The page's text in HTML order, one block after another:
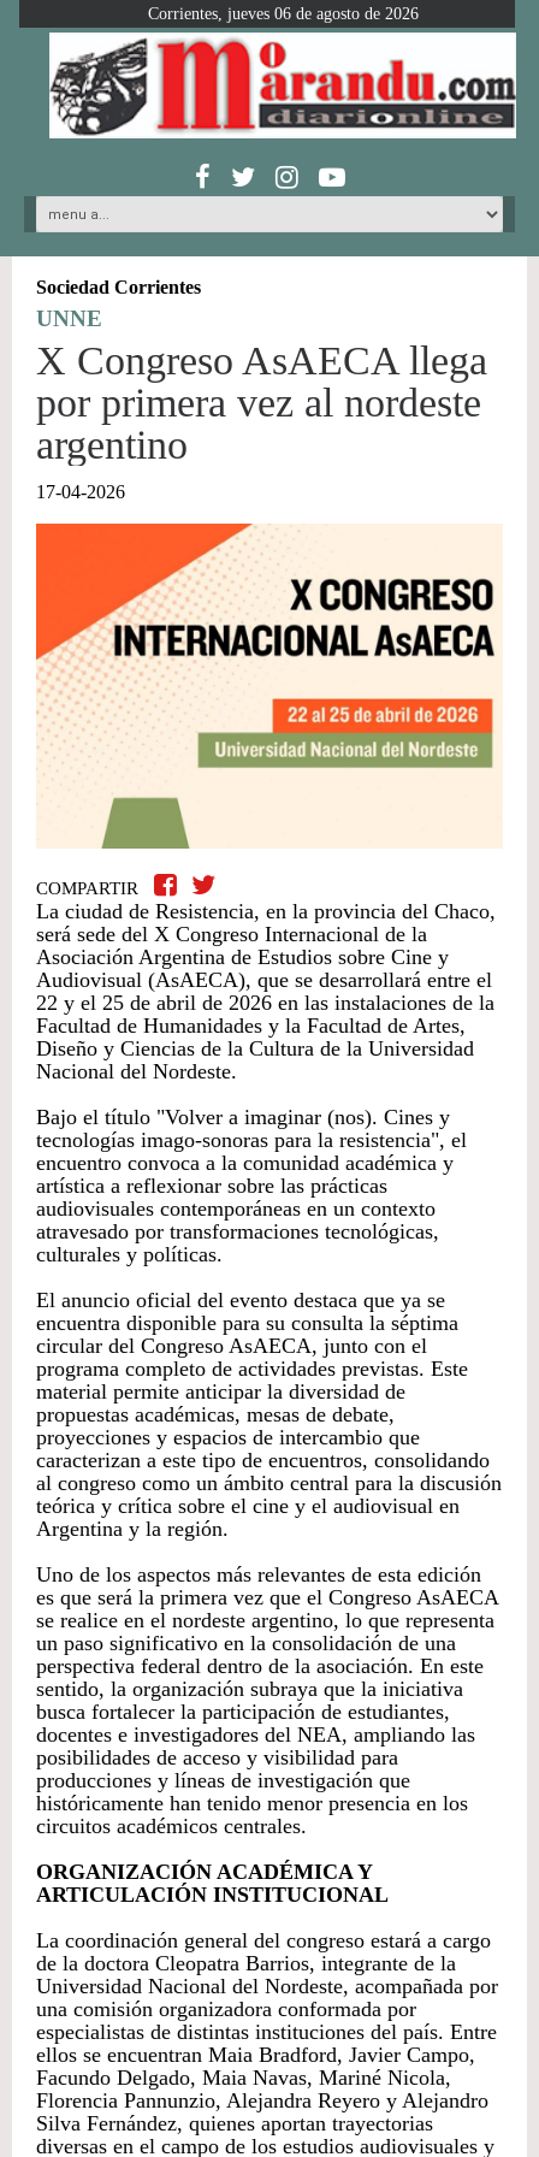
Corrientes, jueves 06 de agosto de 2026
Sociedad Corrientes
UNNE
X Congreso AsAECA llega
por primera vez al nordeste
argentino
17-04-2026
COMPARTIR
La ciudad de Resistencia, en la provincia del Chaco,
será sede del X Congreso Internacional de la
Asociación Argentina de Estudios sobre Cine y
Audiovisual (AsAECA), que se desarrollará entre el
22 y el 25 de abril de 2026 en las instalaciones de la
Facultad de Humanidades y la Facultad de Artes,
Diseño y Ciencias de la Cultura de la Universidad
Nacional del Nordeste.
Bajo el título "Volver a imaginar (nos). Cines y
tecnologías imago-sonoras para la resistencia", el
encuentro convoca a la comunidad académica y
artística a reflexionar sobre las prácticas
audiovisuales contemporáneas en un contexto
atravesado por transformaciones tecnológicas,
culturales y políticas.
El anuncio oficial del evento destaca que ya se
encuentra disponible para su consulta la séptima
circular del Congreso AsAECA, junto con el
programa completo de actividades previstas. Este
material permite anticipar la diversidad de
propuestas académicas, mesas de debate,
proyecciones y espacios de intercambio que
caracterizan a este tipo de encuentros, consolidando
al congreso como un ámbito central para la discusión
teórica y crítica sobre el cine y el audiovisual en
Argentina y la región.
Uno de los aspectos más relevantes de esta edición
es que será la primera vez que el Congreso AsAECA
se realice en el nordeste argentino, lo que representa
un paso significativo en la consolidación de una
perspectiva federal dentro de la asociación. En este
sentido, la organización subraya que la iniciativa
busca fortalecer la participación de estudiantes,
docentes e investigadores del NEA, ampliando las
posibilidades de acceso y visibilidad para
producciones y líneas de investigación que
históricamente han tenido menor presencia en los
circuitos académicos centrales.
ORGANIZACIÓN ACADÉMICA Y
ARTICULACIÓN INSTITUCIONAL
La coordinación general del congreso estará a cargo
de la doctora Cleopatra Barrios, integrante de la
Universidad Nacional del Nordeste, acompañada por
una comisión organizadora conformada por
especialistas de distintas instituciones del país. Entre
ellos se encuentran Maia Bradford, Javier Campo,
Facundo Delgado, Maia Navas, Mariné Nicola,
Florencia Pannunzio, Alejandra Reyero y Alejandro
Silva Fernández, quienes aportan trayectorias
diversas en el campo de los estudios audiovisuales y